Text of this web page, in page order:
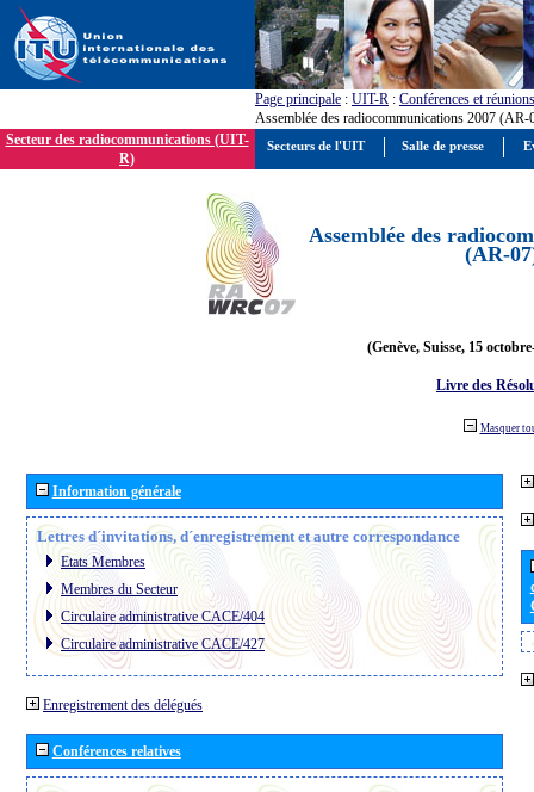
Page principale : UIT-R : Conférences et réunions
Assemblée des radiocommunications 2007 (AR-
Secteur des radiocommunications (UIT-
R)
Assemblée des
(AR-
(Genève, Suisse, 15
Livre des
Masquer
Information générale
Lettres d´invitations, d´enregistrement et autre correspondance
Etats Membres
Membres du Secteur
Circulaire administrative CACE/404
Circulaire administrative CACE/427
Enregistrement des délégués
Conférences relatives
Secteurs de l'UIT Salle de presse